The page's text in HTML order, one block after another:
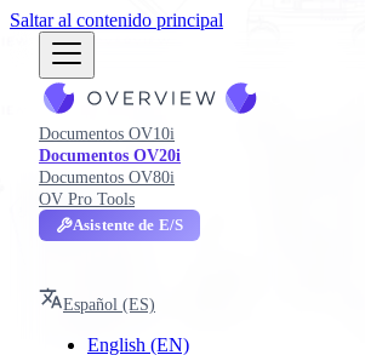
Saltar al contenido principal
Documentos OV10i
Documentos OV20i
Documentos OV80i
OV Pro Tools
Asistente de E/S
Español (ES)
English (EN)